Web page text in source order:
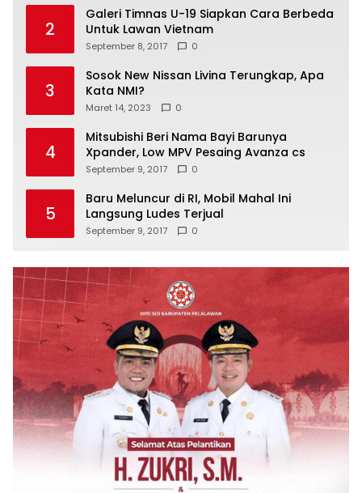
2
Galeri Timnas U-19 Siapkan Cara Berbeda
Untuk Lawan Vietnam
September 8, 2017 0
3
Sosok New Nissan Livina Terungkap, Apa
Kata NMI?
Maret 14, 2023 0
4
Mitsubishi Beri Nama Bayi Barunya
Xpander, Low MPV Pesaing Avanza cs
September 9, 2017 0
5
Baru Meluncur di RI, Mobil Mahal Ini
Langsung Ludes Terjual
September 9, 2017 0